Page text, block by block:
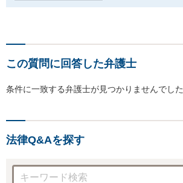
この質問に回答した弁護士
条件に一致する弁護士が見つかりませんでした
法律Q&Aを探す